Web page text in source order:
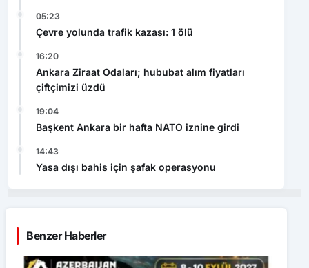
05:23
Çevre yolunda trafik kazası: 1 ölü
16:20
Ankara Ziraat Odaları; hububat alım fiyatları
çiftçimizi üzdü
19:04
Başkent Ankara bir hafta NATO iznine girdi
14:43
Yasa dışı bahis için şafak operasyonu
Benzer Haberler